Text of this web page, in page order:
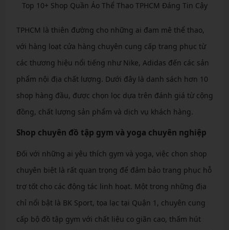
Top 10+ Shop Quần Áo Thể Thao TPHCM Đáng Tin Cậy
TPHCM là thiên đường cho những ai đam mê thể thao,
với hàng loạt cửa hàng chuyên cung cấp trang phục từ
các thương hiệu nổi tiếng như Nike, Adidas đến các sản
phẩm nội địa chất lượng. Dưới đây là danh sách hơn 10
shop hàng đầu, được chọn lọc dựa trên đánh giá từ cộng
đồng, chất lượng sản phẩm và dịch vụ khách hàng.
Shop chuyên đồ tập gym và yoga chuyên nghiệp
Đối với những ai yêu thích gym và yoga, việc chọn shop
chuyên biệt là rất quan trọng để đảm bảo trang phục hỗ
trợ tốt cho các động tác linh hoạt. Một trong những địa
chỉ nổi bật là BK Sport, tọa lạc tại Quận 1, chuyên cung
cấp bộ đồ tập gym với chất liệu co giãn cao, thấm hút